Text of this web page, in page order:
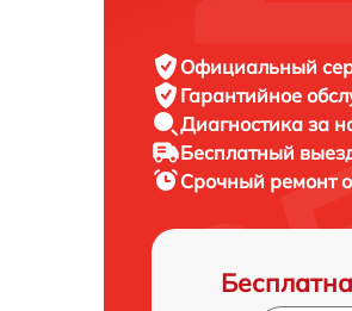
Официальный
Гарантийное
Диагностика за
Бесплатный
Срочный ремонт